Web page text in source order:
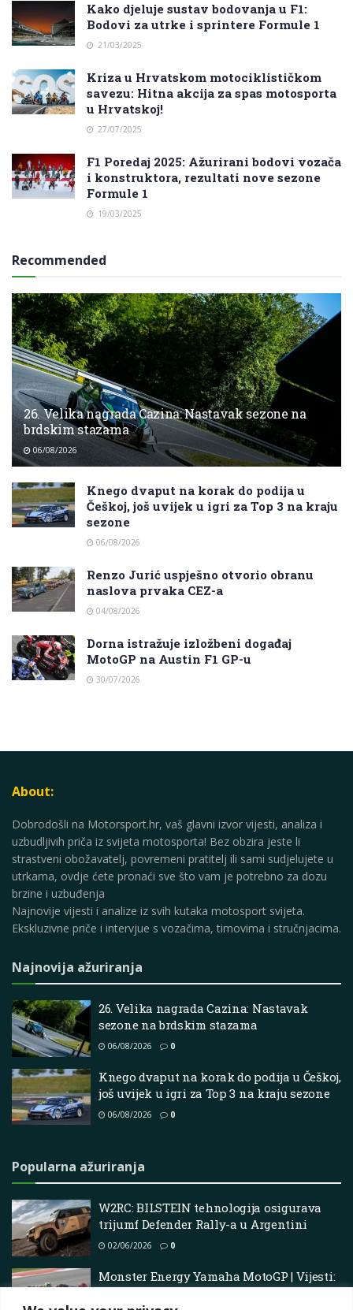
Kako djeluje sustav bodovanja u F1:
Bodovi za utrke i sprintere Formule 1
21/03/2025
Kriza u Hrvatskom motociklističkom
savezu: Hitna akcija za spas motosporta
u Hrvatskoj!
27/07/2025
F1 Poredaj 2025: Ažurirani bodovi vozača
i konstruktora, rezultati nove sezone
Formule 1
19/03/2025
Recommended
26. Velika nagrada Cazina: Nastavak sezone na
brdskim stazama
06/08/2026
Knego dvaput na korak do podija u
Češkoj, još uvijek u igri za Top 3 na kraju
sezone
06/08/2026
Renzo Jurić uspješno otvorio obranu
naslova prvaka CEZ-a
04/08/2026
Dorna istražuje izložbeni događaj
MotoGP na Austin F1 GP-u
30/07/2026
About:
Dobrodošli na Motorsport.hr, vaš glavni izvor vijesti, analiza i
uzbudljivih priča iz svijeta motosporta! Bez obzira jeste li
strastveni obožavatelj, povremeni pratitelj ili sami sudjelujete u
utrkama, ovdje ćete pronaći sve što vam je potrebno za dozu
brzine i uzbuđenja
Najnovije vijesti i analize iz svih kutaka motosport svijeta.
Ekskluzivne priče i intervjue s vozačima, timovima i stručnjacima.
Najnovija ažuriranja
26. Velika nagrada Cazina: Nastavak
sezone na brdskim stazama
06/08/2026 0
Knego dvaput na korak do podija u Češkoj,
još uvijek u igri za Top 3 na kraju sezone
06/08/2026 0
Popularna ažuriranja
W2RC: BILSTEIN tehnologija osigurava
trijumf Defender Rally-a u Argentini
02/06/2026 0
Monster Energy Yamaha MotoGP | Vijesti:
Quartararo vodi hrabru bitku za P6 u